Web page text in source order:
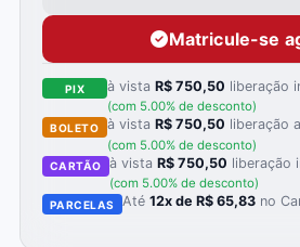
Matricule-se
PIX à vistaR$ 750,50 liberação
(com 5.00% de desconto)
BOLETO à vistaR$ 750,50 liberação
(com 5.00% de desconto)
CARTÃO à vista R$ 750,50 liberação
(com 5.00% de desconto)
PARCELAS Até12x de R$ 65,83 no